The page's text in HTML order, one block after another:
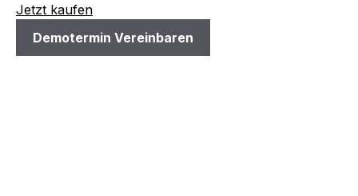
Jetzt kaufen
Demotermin Vereinbaren